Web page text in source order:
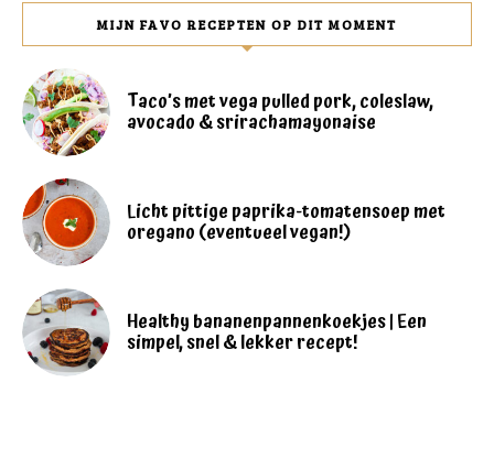
MIJN FAVO RECEPTEN OP DIT MOMENT
Taco’s met vega pulled pork, coleslaw,
avocado & srirachamayonaise
Licht pittige paprika-tomatensoep met
oregano (eventueel vegan!)
Healthy bananenpannenkoekjes | Een
simpel, snel & lekker recept!